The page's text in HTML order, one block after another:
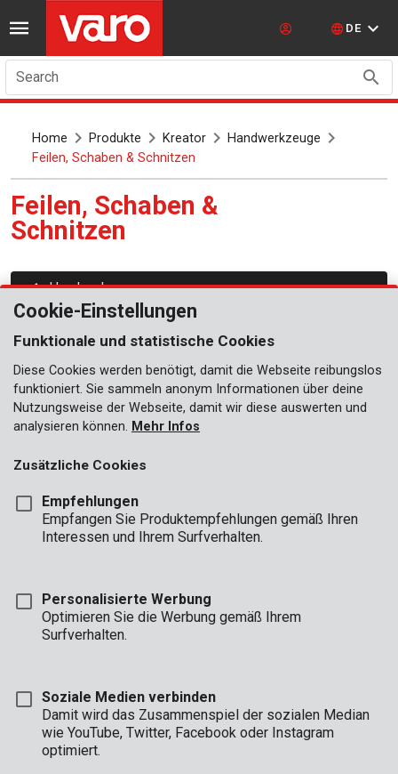
DE
Search
Home Produkte Kreator
Handwerkzeuge
Feilen, Schaben & Schnitzen
Feilen, Schaben &
Schnitzen
Handwerkzeuge
Feilen
Reibeisen & Blockhobel
Modellieren & Schnitzen
KRT001201
Cookie-Einstellungen
Funktionale und statistische Cookies
Diese Cookies werden benötigt, damit die Webseite reibungslos
funktioniert. Sie sammeln anonym Informationen über deine
Nutzungsweise der Webseite, damit wir diese auswerten und
analysieren können. Mehr Infos
Zusätzliche Cookies
Empfehlungen
Empfangen Sie Produktempfehlungen gemäß Ihren
Interessen und Ihrem Surfverhalten.
Personalisierte Werbung
Optimieren Sie die Werbung gemäß Ihrem
Surfverhalten.
Soziale Medien verbinden
Damit wird das Zusammenspiel der sozialen Median
wie YouTube, Twitter, Facebook oder Instagram
optimiert.